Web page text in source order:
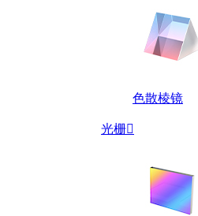
色散棱镜
光栅